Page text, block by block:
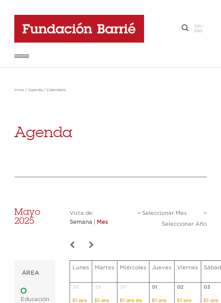
·
GAL-
ENG
Inicio / Agenda / Calendario
Agenda
Mayo
2025
Vista de:
Semana
Mes
Seleccionar Mes
Seleccionar Año
ÁREA
Educación
Lunes Martes Miércoles Jueves Viernes
28
El oro
29
El oro
30
El oro de
01
El oro
02
El oro
03
El oro